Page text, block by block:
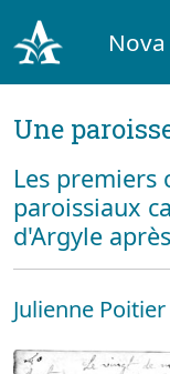
Une
Les premiers
paroissiaux
d'Argyle
Julienne Poitier